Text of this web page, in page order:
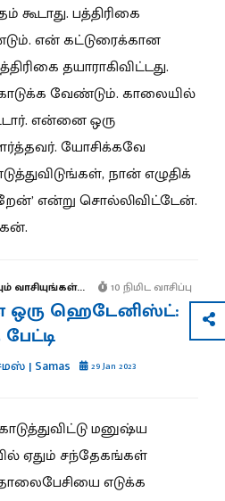
பத்திரிகை
என் கட்டுரைக்கான
தயாராகிவிட்டது.
வேண்டும். காலையில்
என்னை ஒரு
யோசிக்கவே
நான் எழுதிக்
என்று சொல்லிவிட்டேன்.
வாசியுங்கள்... 10 நிமிட வாசிப்பு
ஒரு ஹெடேனிஸ்ட்:
பேட்டி
| Samas 29 Jan 2023
மனுஷ்ய
ஏதும் சந்தேகங்கள்
எடுக்க